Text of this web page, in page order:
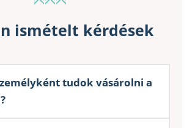
ismételt kérdések
tudok vásárolni a